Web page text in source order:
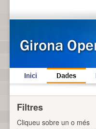
Inici Dades
Filtres
Cliqueu sobre un o més